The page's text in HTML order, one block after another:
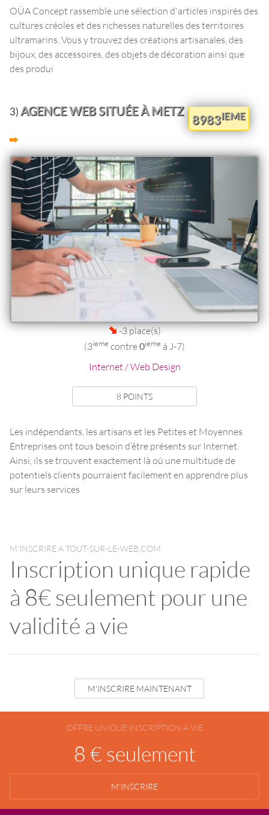
OÜA Concept rassemble une sélection d'articles inspirés des
cultures créoles et des richesses naturelles des territoires
ultramarins. Vous y trouvez des créations artisanales, des
bijoux, des accessoires, des objets de décoration ainsi que
des produi
3) AGENCE WEB SITUÉE À METZ
8983IEME
-3 place(s)
(3ieme contre0ieme à J-7)
Internet / Web Design
8 POINTS
Les indépendants, les artisans et les Petites et Moyennes
Entreprises ont tous besoin d’être présents sur Internet.
Ainsi, ils se trouvent exactement là où une multitude de
potentiels clients pourraient facilement en apprendre plus
sur leurs services
M'INSCRIRE A TOUT-SUR-LE-WEB.COM
Inscription unique rapide
à 8€ seulement pour une
validité a vie
M'INSCRIRE MAINTENANT
OFFRE UNIQUE INSCRIPTION A VIE
8 € seulement
M'INSCRIRE